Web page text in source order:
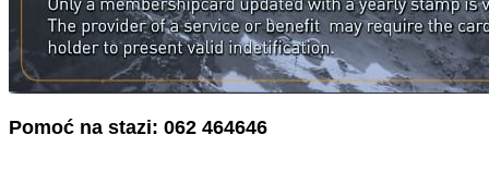
Pomoć na stazi: 062 464646